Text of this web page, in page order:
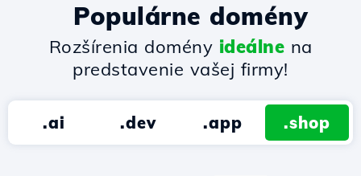
Populárne domény
Rozšírenia domény ideálne na
predstavenie vašej firmy!
.ai .dev .app .shop